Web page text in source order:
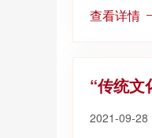
查看详情
2021-09-28